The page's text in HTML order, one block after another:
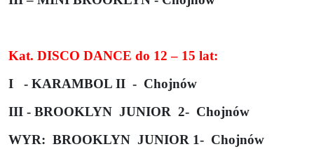
Kat. DISCO DANCE do 12 – 15 lat:
I
- KARAMBOL II - Chojnów
III - BROOKLYN JUNIOR 2- Chojnów
WYR: BROOKLYN JUNIOR 1- Chojnów